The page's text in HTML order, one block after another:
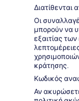
Οι
μπορούν να
εξαιτίας
κράτησης.
Κωδικός
Αν